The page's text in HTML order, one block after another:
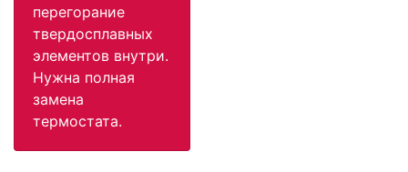
перегорание
твердосплавных
элементов внутри.
Нужна полная
замена
термостата.